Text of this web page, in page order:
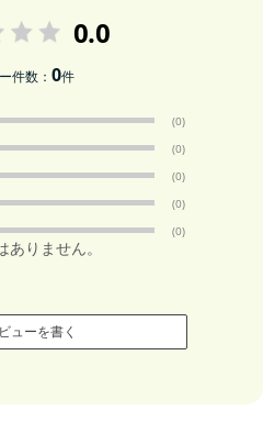
0.0
件数：0件
(0)
(0)
(0)
(0)
(0)
ありません。
ューを書く